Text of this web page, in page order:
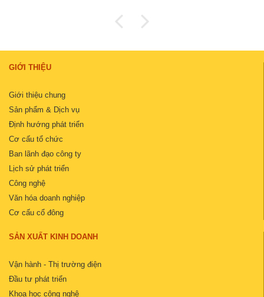
GIỚI THIỆU
Giới thiệu chung
Sản phẩm & Dịch vụ
Định hướng phát triển
Cơ cấu tổ chức
Ban lãnh đạo công ty
Lịch sử phát triển
Công nghệ
Văn hóa doanh nghiệp
Cơ cấu cổ đông
SẢN XUẤT KINH DOANH
Vận hành - Thị trường điện
Đầu tư phát triển
Khoa học công nghệ